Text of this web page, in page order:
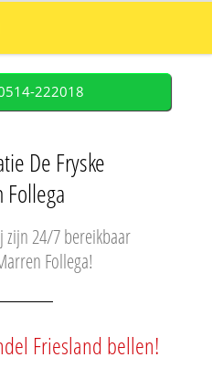
222018
De Fryske
Follega
zijn 24/7 bereikbaar
Follega!
Friesland bellen!